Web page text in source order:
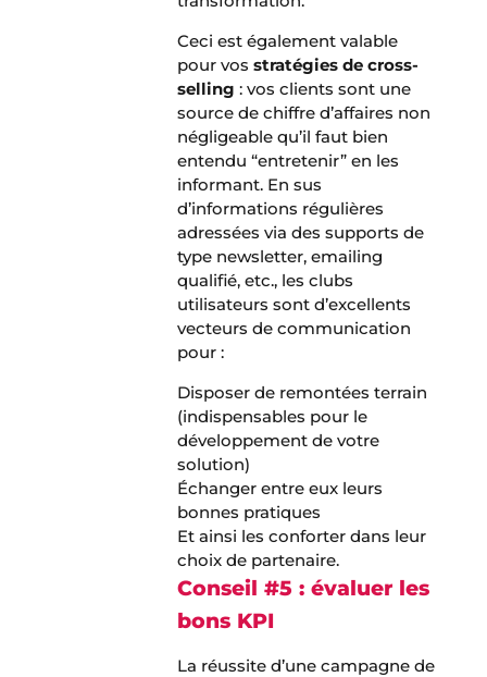
Ceci est également valable
pour vosstratégies de cross-
selling : vos clients sont une
source de chiffre d’affaires non
négligeable qu’il faut bien
entendu “entretenir” en les
informant. En sus
d’informations régulières
adressées via des supports de
type newsletter, emailing
qualifié, etc., les clubs
utilisateurs sont d’excellents
vecteurs de communication
pour :
Disposer de remontées terrain
(indispensables pour le
développement de votre
solution)
Échanger entre eux leurs
bonnes pratiques
Et ainsi les conforter dans leur
choix de partenaire.
Conseil #5 : évaluer les
bons KPI
La réussite d’une campagne de